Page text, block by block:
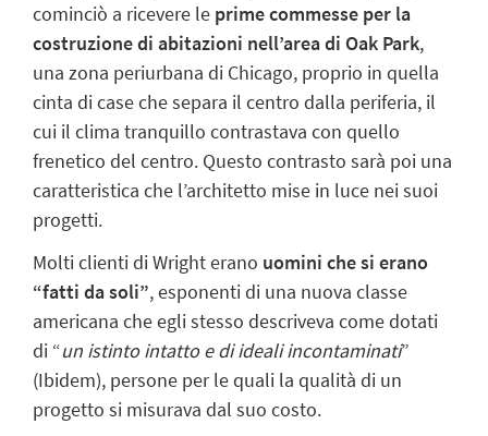
cominciò a ricevere le prime commesse per la
costruzione di abitazioni nell’area di Oak Park,
una zona periurbana di Chicago, proprio in quella
cinta di case che separa il centro dalla periferia, il
cui il clima tranquillo contrastava con quello
frenetico del centro. Questo contrasto sarà poi una
caratteristica che l’architetto mise in luce nei suoi
progetti.
Molti clienti di Wright erano uomini che si erano
“fatti da soli”,esponenti di una nuova classe
americana che egli stesso descriveva come dotati
di “un istinto intatto e di ideali incontaminati”
(Ibidem), persone per le quali la qualità di un
progetto si misurava dal suo costo.